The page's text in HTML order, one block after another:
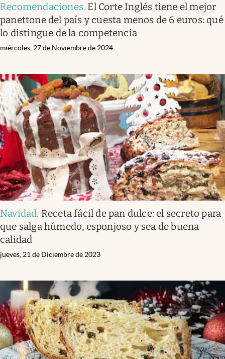
Recomendaciones. El Corte Inglés tiene el mejor
panettone del país y cuesta menos de 6 euros: qué
lo distingue de la competencia
miércoles, 27 de Noviembre de 2024
Navidad. Receta fácil de pan dulce: el secreto para
que salga húmedo, esponjoso y sea de buena
calidad
jueves, 21 de Diciembre de 2023